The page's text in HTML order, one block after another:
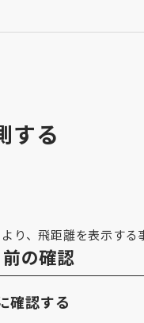
する
り、飛距離を表示する
の確認
確認する